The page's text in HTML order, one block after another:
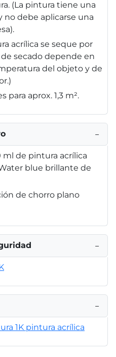
(La pintura tiene una
debe aplicarse una
acrílica se seque por
secado depende en
del objeto y de
aprox. 1,3 m².
−
de pintura acrílica
blue brillante de
de chorro plano
−
−
1K pintura acrílica